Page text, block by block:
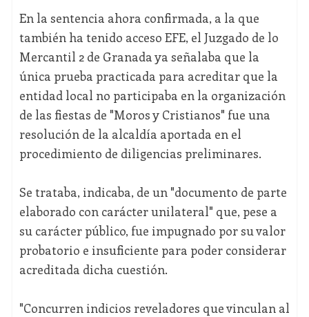
En la sentencia ahora confirmada, a la que
también ha tenido acceso EFE, el Juzgado de lo
Mercantil 2 de Granada ya señalaba que la
única prueba practicada para acreditar que la
entidad local no participaba en la organización
de las fiestas de "Moros y Cristianos" fue una
resolución de la alcaldía aportada en el
procedimiento de diligencias preliminares.
Se trataba, indicaba, de un "documento de parte
elaborado con carácter unilateral" que, pese a
su carácter público, fue impugnado por su valor
probatorio e insuficiente para poder considerar
acreditada dicha cuestión.
"Concurren indicios reveladores que vinculan al